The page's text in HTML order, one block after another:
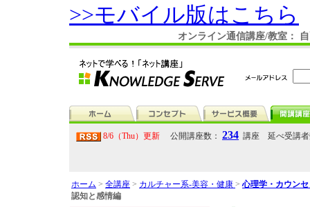
>>モバイル版はこちら
オンライン通信講座/教室：
8/6（Thu）更新 公開講座数： 234 講座 延べ受講
ホーム > 全講座 > カルチャー系-美容・健康 >心理学・カウン
認知と感情編